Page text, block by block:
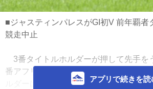
アプリで続きを読
■ジャスティンパレスがGI初V 前年覇者
競走中止
3番タイトルホルダーが押して先手を
番アフリカンゴールドがこれを叩いて
ルダーは2番手に控え、以下6番アスク